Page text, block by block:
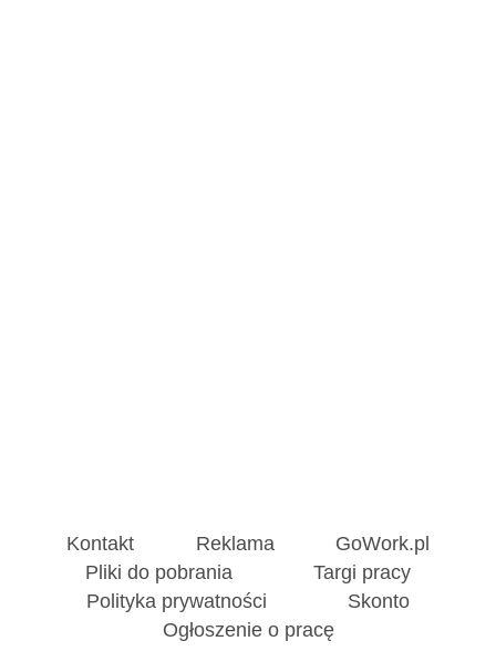
Kontakt Reklama
GoWork.pl
Pliki do pobrania
Targi pracy
Polityka prywatności
Skonto
Ogłoszenie o pracę